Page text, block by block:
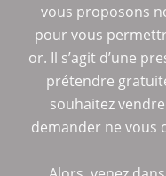
vous proposons
pour vous
or. Il s’agit d’une
prétendre
souhaitez
demander ne vous